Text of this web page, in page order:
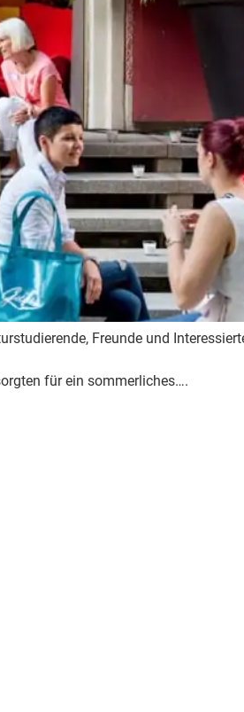
Freunde und
für ein sommerliches….